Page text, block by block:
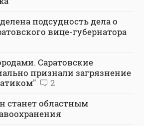
подсудность дела о
вице-губернатора
Саратовские
признали загрязнение
2
станет областным